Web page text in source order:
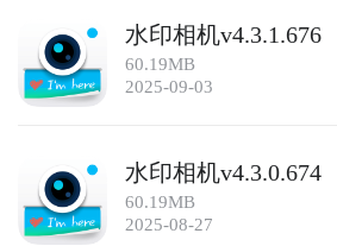
水印相机v4.3.1.676
60.19MB
2025-09-03
水印相机v4.3.0.674
60.19MB
2025-08-27